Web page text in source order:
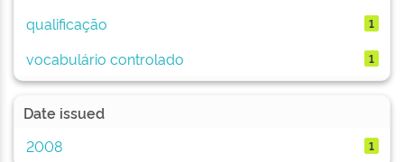
qualificação 1
vocabulário controlado 1
Date issued
2008
1